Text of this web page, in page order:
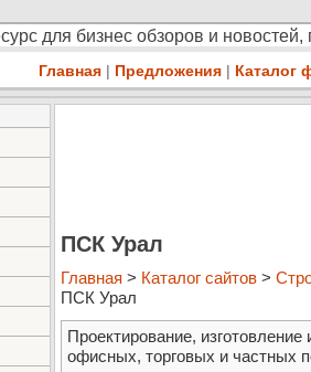
для бизнес обзоров и
Главная | Предложения | Каталог
ПСК Урал
Главная > Каталог сайтов >
ПСК Урал
Проектирование,
офисных, торговых и частных